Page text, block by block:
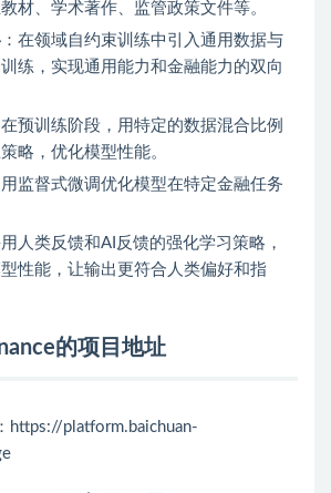
材、学术著作、监管政策文件等。
：在领域自约束训练中引入通用数据与
练，实现通用能力和金融能力的双向
在预训练阶段，用特定的数据混合比例
略，优化模型性能。
用监督式微调优化模型在特定金融任务
用人类反馈和AI反馈的强化学习策略，
性能，让输出更符合人类偏好和指
的项目地址
：https://platform.baichuan-